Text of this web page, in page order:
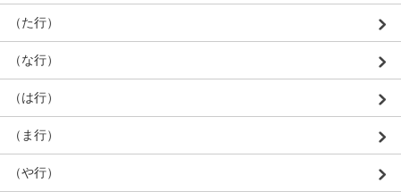
（た行）
（な行）
（は行）
（ま行）
（や行）